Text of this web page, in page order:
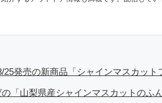
25発売の新商品「シャインマスカット
「山梨県産シャインマスカットのふ